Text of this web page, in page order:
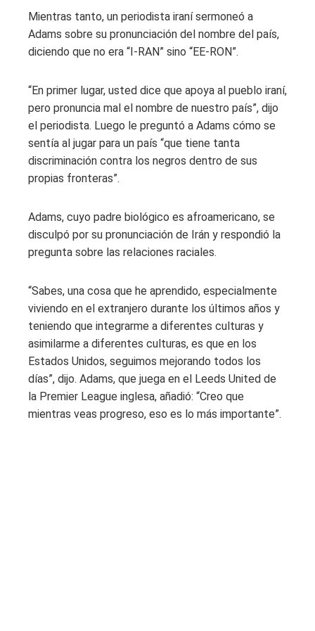
Mientras tanto, un periodista iraní sermoneó a
Adams sobre su pronunciación del nombre del país,
diciendo que no era “I-RAN” sino “EE-RON”.
“En primer lugar, usted dice que apoya al pueblo iraní,
pero pronuncia mal el nombre de nuestro país”, dijo
el periodista. Luego le preguntó a Adams cómo se
sentía al jugar para un país “que tiene tanta
discriminación contra los negros dentro de sus
propias fronteras”.
Adams, cuyo padre biológico es afroamericano, se
disculpó por su pronunciación de Irán y respondió la
pregunta sobre las relaciones raciales.
“Sabes, una cosa que he aprendido, especialmente
viviendo en el extranjero durante los últimos años y
teniendo que integrarme a diferentes culturas y
asimilarme a diferentes culturas, es que en los
Estados Unidos, seguimos mejorando todos los
días”, dijo. Adams, que juega en el Leeds United de
la Premier League inglesa, añadió: “Creo que
mientras veas progreso, eso es lo más importante”.